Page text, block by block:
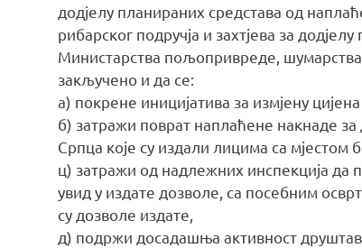
додјелу планираних средстава од
рибарског подручја и захтјева за
Министарства пољопривреде,
закључено и да се:
а) покрене иницијатива за измјену
б) затражи поврат наплаћене накнаде
Српца које су издали лицима са мјестом
ц) затражи од надлежних инспекција да
увид у издате дозволе, са посебним
су дозволе издате,
д) подржи досадашња активност